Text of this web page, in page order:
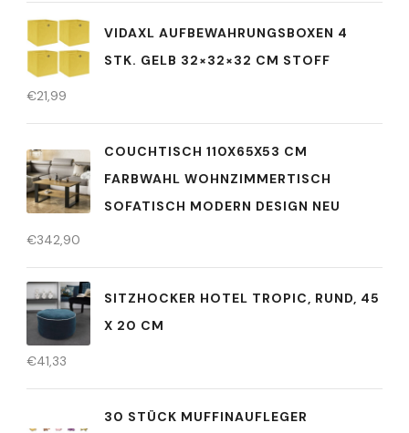
VIDAXL AUFBEWAHRUNGSBOXEN 4
STK. GELB 32×32×32 CM STOFF
€21,99
COUCHTISCH 110X65X53 CM
FARBWAHL WOHNZIMMERTISCH
SOFATISCH MODERN DESIGN NEU
€342,90
SITZHOCKER HOTEL TROPIC, RUND, 45
X 20 CM
€41,33
30 STÜCK MUFFINAUFLEGER